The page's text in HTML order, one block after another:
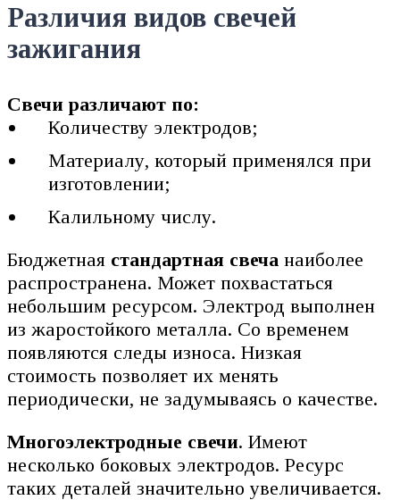
Различия видов свечей
зажигания
Свечи различают по:
Количеству электродов;
Материалу, который применялся при
изготовлении;
Калильному числу.
Бюджетная стандартная свеча наиболее
распространена. Может похвастаться
небольшим ресурсом. Электрод выполнен
из жаростойкого металла. Со временем
появляются следы износа. Низкая
стоимость позволяет их менять
периодически, не задумываясь о качестве.
Многоэлектродные свечи. Имеют
несколько боковых электродов. Ресурс
таких деталей значительно увеличивается.